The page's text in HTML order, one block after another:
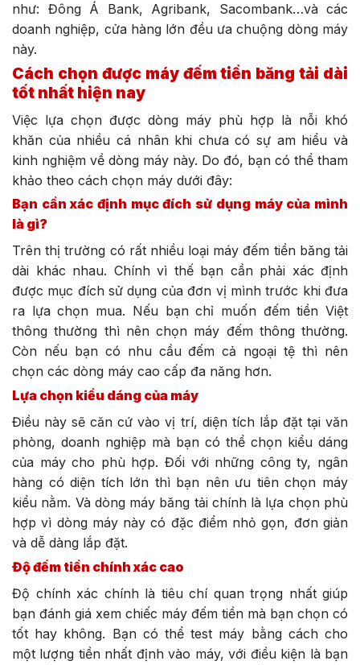
như: Đông Á Bank, Agribank, Sacombank…và các
doanh nghiệp, cửa hàng lớn đều ưa chuộng dòng máy
này.
Cách chọn được máy đếm tiền băng tải dài
tốt nhất hiện nay
Việc lựa chọn được dòng máy phù hợp là nỗi khó
khăn của nhiều cá nhân khi chưa có sự am hiểu và
kinh nghiệm về dòng máy này. Do đó, bạn có thể tham
khảo theo cách chọn máy dưới đây:
Bạn cần xác định mục đích sử dụng máy của mình
là gì?
Trên thị trường có rất nhiều loại máy đếm tiền băng tải
dài khác nhau. Chính vì thế bạn cần phải xác định
được mục đích sử dụng của đơn vị mình trước khi đưa
ra lựa chọn mua. Nếu bạn chỉ muốn đếm tiền Việt
thông thường thì nên chọn máy đếm thông thường.
Còn nếu bạn có nhu cầu đếm cả ngoại tệ thì nên
chọn các dòng máy cao cấp đa năng hơn.
Lựa chọn kiểu dáng của máy
Điều này sẽ căn cứ vào vị trí, diện tích lắp đặt tại văn
phòng, doanh nghiệp mà bạn có thể chọn kiểu dáng
của máy cho phù hợp. Đối với những công ty, ngân
hàng có diện tích lớn thì bạn nên ưu tiên chọn máy
kiểu nằm. Và dòng máy băng tải chính là lựa chọn phù
hợp vì dòng máy này có đặc điểm nhỏ gọn, đơn giản
và dễ dàng lắp đặt.
Độ đếm tiền chính xác cao
Độ chính xác chính là tiêu chí quan trọng nhất giúp
bạn đánh giá xem chiếc máy đếm tiền mà bạn chọn có
tốt hay không. Bạn có thể test máy bằng cách cho
một lượng tiền nhất định vào máy, với điều kiện là bạn